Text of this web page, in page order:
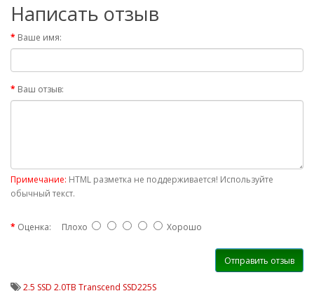
Написать отзыв
Ваше имя:
Ваш отзыв:
Примечание: HTML разметка не поддерживается! Используйте
обычный текст.
Оценка: Плохо Хорошо
Отправить отзыв
2.5 SSD 2.0TB Transcend SSD225S